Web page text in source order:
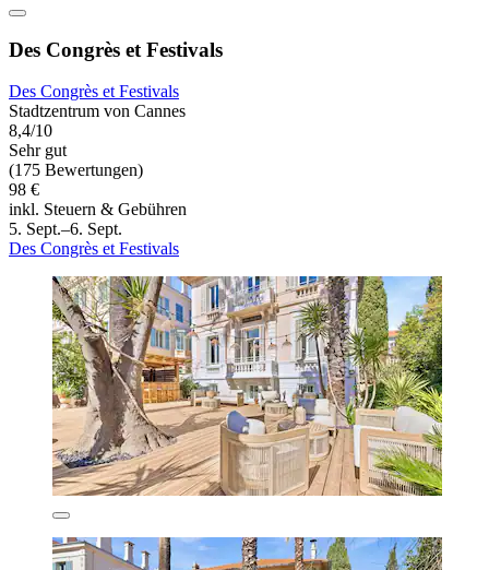
Des Congrès et Festivals
Des Congrès et Festivals
Stadtzentrum von Cannes
8,4/10
Sehr gut
(175 Bewertungen)
98 €
inkl. Steuern & Gebühren
5. Sept.–6. Sept.
Des Congrès et Festivals